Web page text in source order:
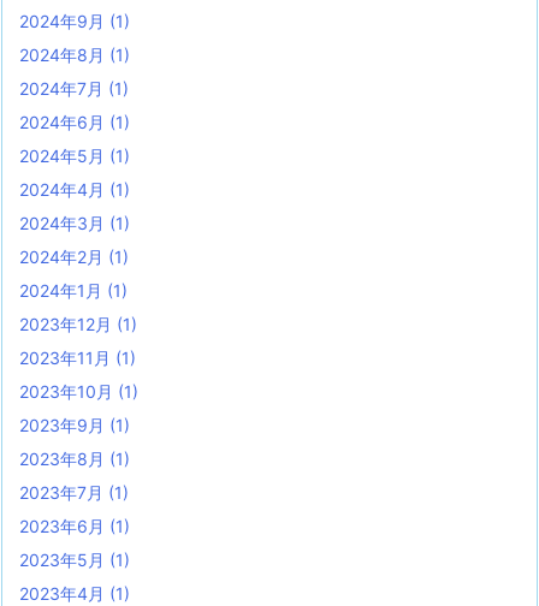
2024年9月 (1)
2024年8月 (1)
2024年7月 (1)
2024年6月 (1)
2024年5月 (1)
2024年4月 (1)
2024年3月 (1)
2024年2月 (1)
2024年1月 (1)
2023年12月 (1)
2023年11月 (1)
2023年10月 (1)
2023年9月 (1)
2023年8月 (1)
2023年7月 (1)
2023年6月 (1)
2023年5月 (1)
2023年4月 (1)